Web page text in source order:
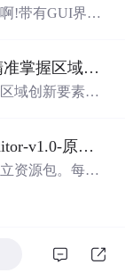
力量和美好。
!带有GUI界
易使用。你只
确的识别结
欢它的！
如何通过区域科技创新分析工具精准掌握区域创新要素分布与产业链融合现状？.docx
域创新要素分
Visual-Workflow-Orphan-Node-Auditor-v1.0-原创源码与文档.zip
资源包。每个
test验证算法，
静态
服务器打